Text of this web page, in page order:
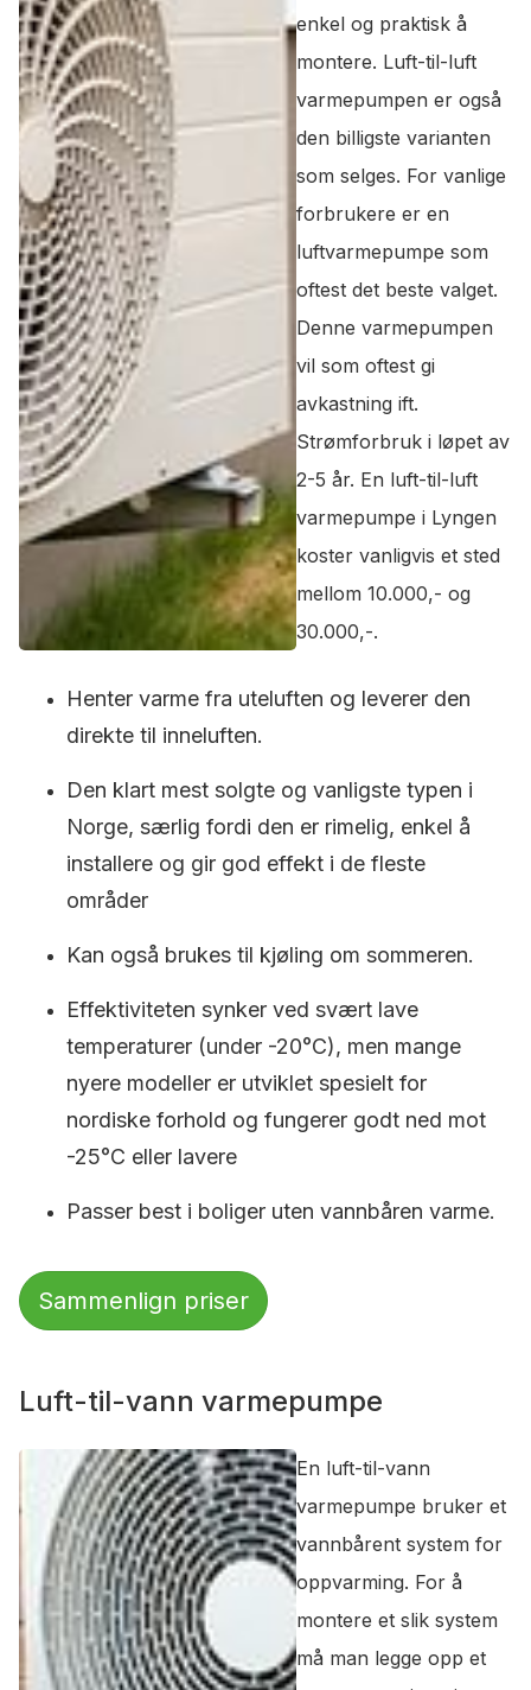
enkel og praktisk å
montere. Luft-til-luft
varmepumpen er også
den billigste varianten
som selges. For vanlige
forbrukere er en
luftvarmepumpe som
oftest det beste valget.
Denne varmepumpen
vil som oftest gi
avkastning ift.
Strømforbruk i løpet av
2-5 år. En luft-til-luft
varmepumpe i Lyngen
koster vanligvis et sted
mellom 10.000,- og
30.000,-.
Henter varme fra uteluften og leverer den
direkte til inneluften.
Den klart mest solgte og vanligste typen i
Norge, særlig fordi den er rimelig, enkel å
installere og gir god effekt i de fleste
områder
Kan også brukes til kjøling om sommeren.
Effektiviteten synker ved svært lave
temperaturer (under -20°C), men mange
nyere modeller er utviklet spesielt for
nordiske forhold og fungerer godt ned mot
-25°C eller lavere
Passer best i boliger uten vannbåren varme.
Sammenlign priser
Luft-til-vann varmepumpe
En luft-til-vann
varmepumpe bruker et
vannbårent system for
oppvarming. For å
montere et slik system
må man legge opp et